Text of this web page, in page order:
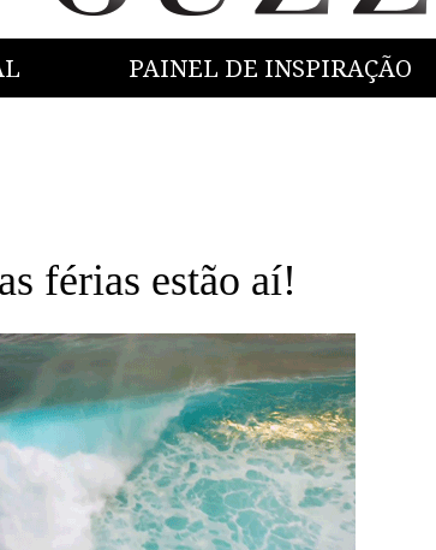
PAINEL DE INSPIRAÇÃO
férias estão aí!